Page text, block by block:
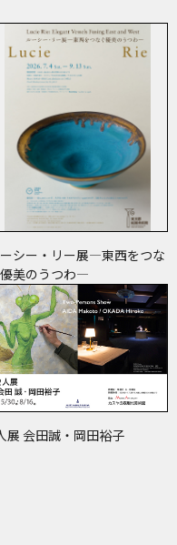
シー・リー展―東西をつな
美のうつわ―
展 会田誠・岡田裕子